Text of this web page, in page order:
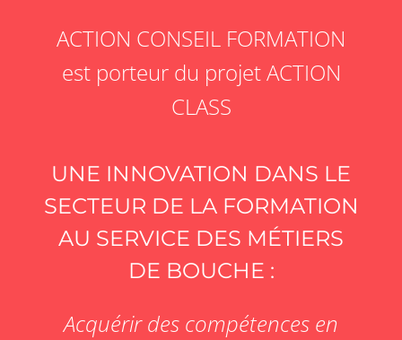
ACTION CONSEIL FORMATION
est porteur du projet ACTION
CLASS
UNE INNOVATION DANS LE
SECTEUR DE LA FORMATION
AU SERVICE DES MÉTIERS
DE BOUCHE :
Acquérir des compétences en